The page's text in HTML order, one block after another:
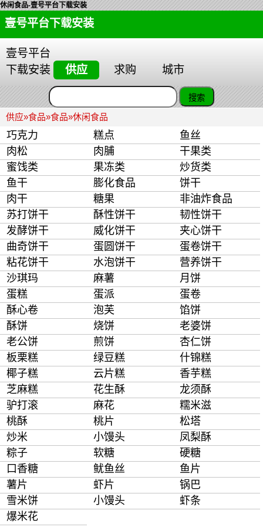
休闲食品-壹号平台下载安装
壹号平台下载安装
壹号平台
下载安装
供应 求购 城市
供应»食品»食品»休闲食品
巧克力 糕点
鱼丝
肉松
肉脯
干果类
蜜饯类
果冻类
炒货类
鱼干
膨化食品
饼干
肉干
糖果
非油炸食品
苏打饼干
酥性饼干
韧性饼干
发酵饼干
威化饼干
夹心饼干
曲奇饼干
蛋圆饼干
蛋卷饼干
粘花饼干
水泡饼干
营养饼干
沙琪玛
麻薯
月饼
蛋糕
蛋派
蛋卷
酥心卷
泡芙
馅饼
酥饼
烧饼
老婆饼
老公饼
煎饼
杏仁饼
板栗糕
绿豆糕
什锦糕
椰子糕
云片糕
香芋糕
芝麻糕
花生酥
龙须酥
驴打滚
麻花
糯米滋
桃酥
桃片
松塔
炒米
小馒头
凤梨酥
粽子
软糖
硬糖
口香糖
鱿鱼丝
鱼片
薯片
虾片
锅巴
雪米饼
小馒头
虾条
爆米花